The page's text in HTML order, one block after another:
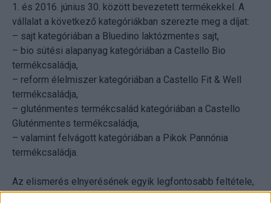
1. és 2016. június 30. között bevezetett termékekkel. A
vállalat a következő kategóriákban szerezte meg a díjat:
– sajt kategóriában a Bluedino laktózmentes sajt,
– bio sütési alapanyag kategóriában a Castello Bio
termékcsaládja,
– reform élelmiszer kategóriában a Castello Fit & Well
termékcsaládja,
– gluténmentes termékcsalád kategóriában a Castello
Gluténmentes termékcsaládja,
– valamint felvágott kategóriában a Pikok Pannónia
termékcsaládja.
Az elismerés elnyerésének egyik legfontosabb feltétele,
hogy a termékek a vásárlók szemszögéből valódi